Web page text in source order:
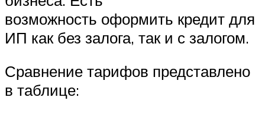
возможность оформить кредит для
ИП как без залога, так и с залогом.
Сравнение тарифов представлено
в таблице: